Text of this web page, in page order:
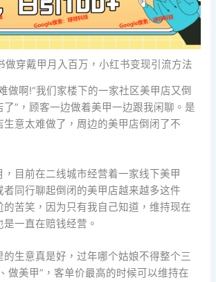
做穿戴甲月入百万，小红书变现引流方法
做啊!“我们家楼下的一家社区美甲店又倒
了”，顾客一边做着美甲一边跟我闲聊。是
生意太难做了，周边的美甲店倒闭了不
，目前在二线城市经营着一家线下美甲
者同行聊起倒闭的美甲店越来越多这件
的苦笑，因为只有我自己知道，维持现在
一直在赔钱经营。
的生意真是好，过年哪个姑娘不得整个三
做美甲”，客单价最高的时候可以维持在